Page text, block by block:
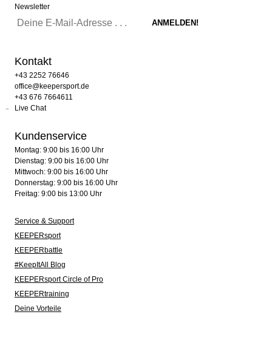
Newsletter
Kontakt
+43 2252 76646
office@keepersport.de
+43 676 7664611
Live Chat
Kundenservice
Montag: 9:00 bis 16:00 Uhr
Dienstag: 9:00 bis 16:00 Uhr
Mittwoch: 9:00 bis 16:00 Uhr
Donnerstag: 9:00 bis 16:00 Uhr
Freitag: 9:00 bis 13:00 Uhr
Service & Support
KEEPERsport
KEEPERbattle
#KeepItAll Blog
KEEPERsport Circle of Pro
KEEPERtraining
Deine Vorteile